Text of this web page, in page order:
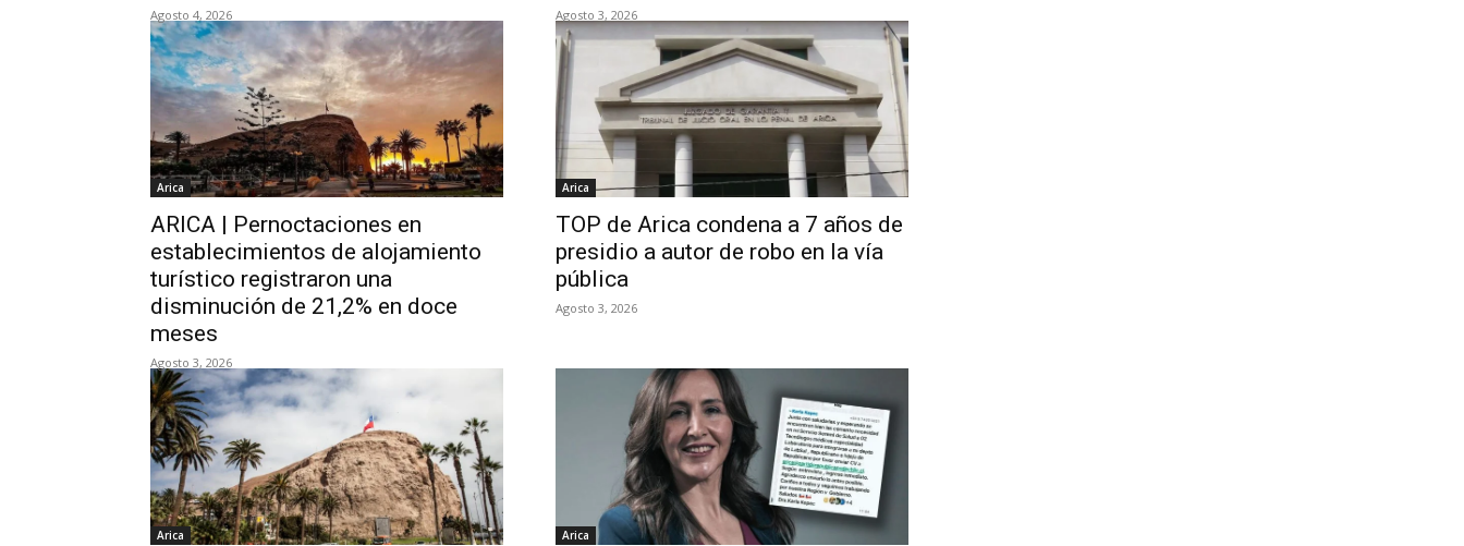
Agosto 4, 2026 Agosto 3, 2026
Arica
ARICA | Pernoctaciones en
establecimientos de alojamiento
turístico registraron una
disminución de 21,2% en doce
meses
Agosto 3, 2026
Arica
TOP de Arica condena a 7 años de
presidio a autor de robo en la vía
pública
Agosto 3, 2026
Arica Arica